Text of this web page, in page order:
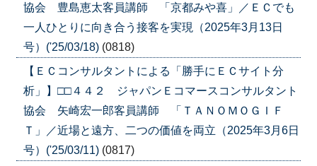
協会 豊島恵太客員講師 「京都みや喜」／ＥＣでも
一人ひとりに向き合う接客を実現（2025年3月13日
号）('25/03/18) (0818)
【ＥＣコンサルタントによる「勝手にＥＣサイト分
析」】□□４４２ ジャパンＥコマースコンサルタント
協会 矢崎宏一郎客員講師 「ＴＡＮＯＭＯＧＩＦ
Ｔ」／近場と遠方、二つの価値を両立（2025年3月6日
号）('25/03/11) (0817)